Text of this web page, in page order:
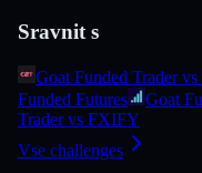
Sravnit s
Goat Funded Trader
Funded Futures
Goat
Trader vs FXIFY
Vse challenges